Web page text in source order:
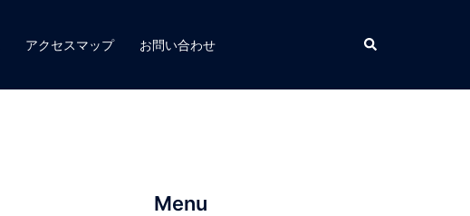
アクセスマップ お問い合わせ
Menu